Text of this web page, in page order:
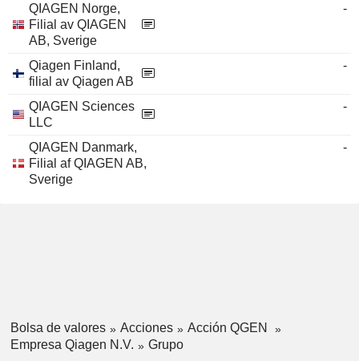
QIAGEN Norge,
Filial av QIAGEN
AB, Sverige
-
Qiagen Finland,
filial av Qiagen AB
-
QIAGEN Sciences
LLC
-
QIAGEN Danmark,
Filial af QIAGEN AB,
Sverige
-
Bolsa de valores Acciones
Acción QGEN
Empresa Qiagen N.V.
Grupo